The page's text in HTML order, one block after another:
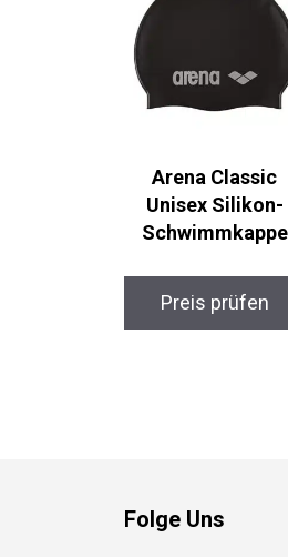
Arena Classic
Unisex Silikon-
Schwimmkappe
Preis prüfen
Folge Uns